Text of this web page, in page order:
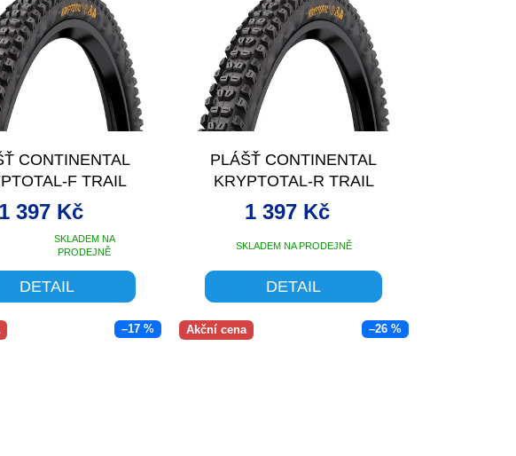
CONTINENTAL
F TRAIL
- 27.5X2.4
SKLADEM NA
PRODEJNĚ
1 397 Kč
DETAIL
PLÁŠŤ CONTINENTAL
KRYPTOTAL-R TRAIL
ENDURANCE - 27.5X2.4
SKLADEM NA PRODEJNĚ
1 397 Kč
DETAIL
–17 % Akční cena –26 %